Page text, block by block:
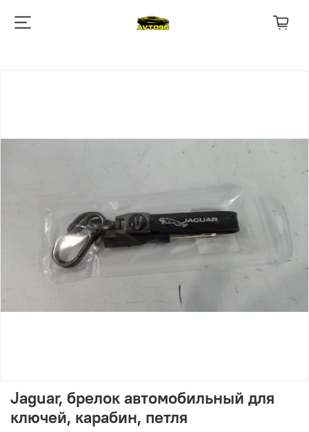
Jaguar, брелок автомобильный для
ключей, карабин, петля